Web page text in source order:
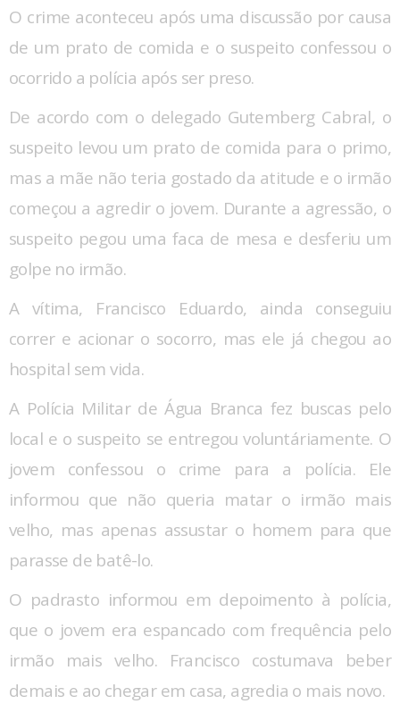
O crime aconteceu após uma discussão por causa
de um prato de comida e o suspeito confessou o
ocorrido a polícia após ser preso.
De acordo com o delegado Gutemberg Cabral, o
suspeito levou um prato de comida para o primo,
mas a mãe não teria gostado da atitude e o irmão
começou a agredir o jovem. Durante a agressão, o
suspeito pegou uma faca de mesa e desferiu um
golpe no irmão.
A vítima, Francisco Eduardo, ainda conseguiu
correr e acionar o socorro, mas ele já chegou ao
hospital sem vida.
A Polícia Militar de Água Branca fez buscas pelo
local e o suspeito se entregou voluntáriamente. O
jovem confessou o crime para a polícia. Ele
informou que não queria matar o irmão mais
velho, mas apenas assustar o homem para que
parasse de batê-lo.
O padrasto informou em depoimento à polícia,
que o jovem era espancado com frequência pelo
irmão mais velho. Francisco costumava beber
demais e ao chegar em casa, agredia o mais novo.